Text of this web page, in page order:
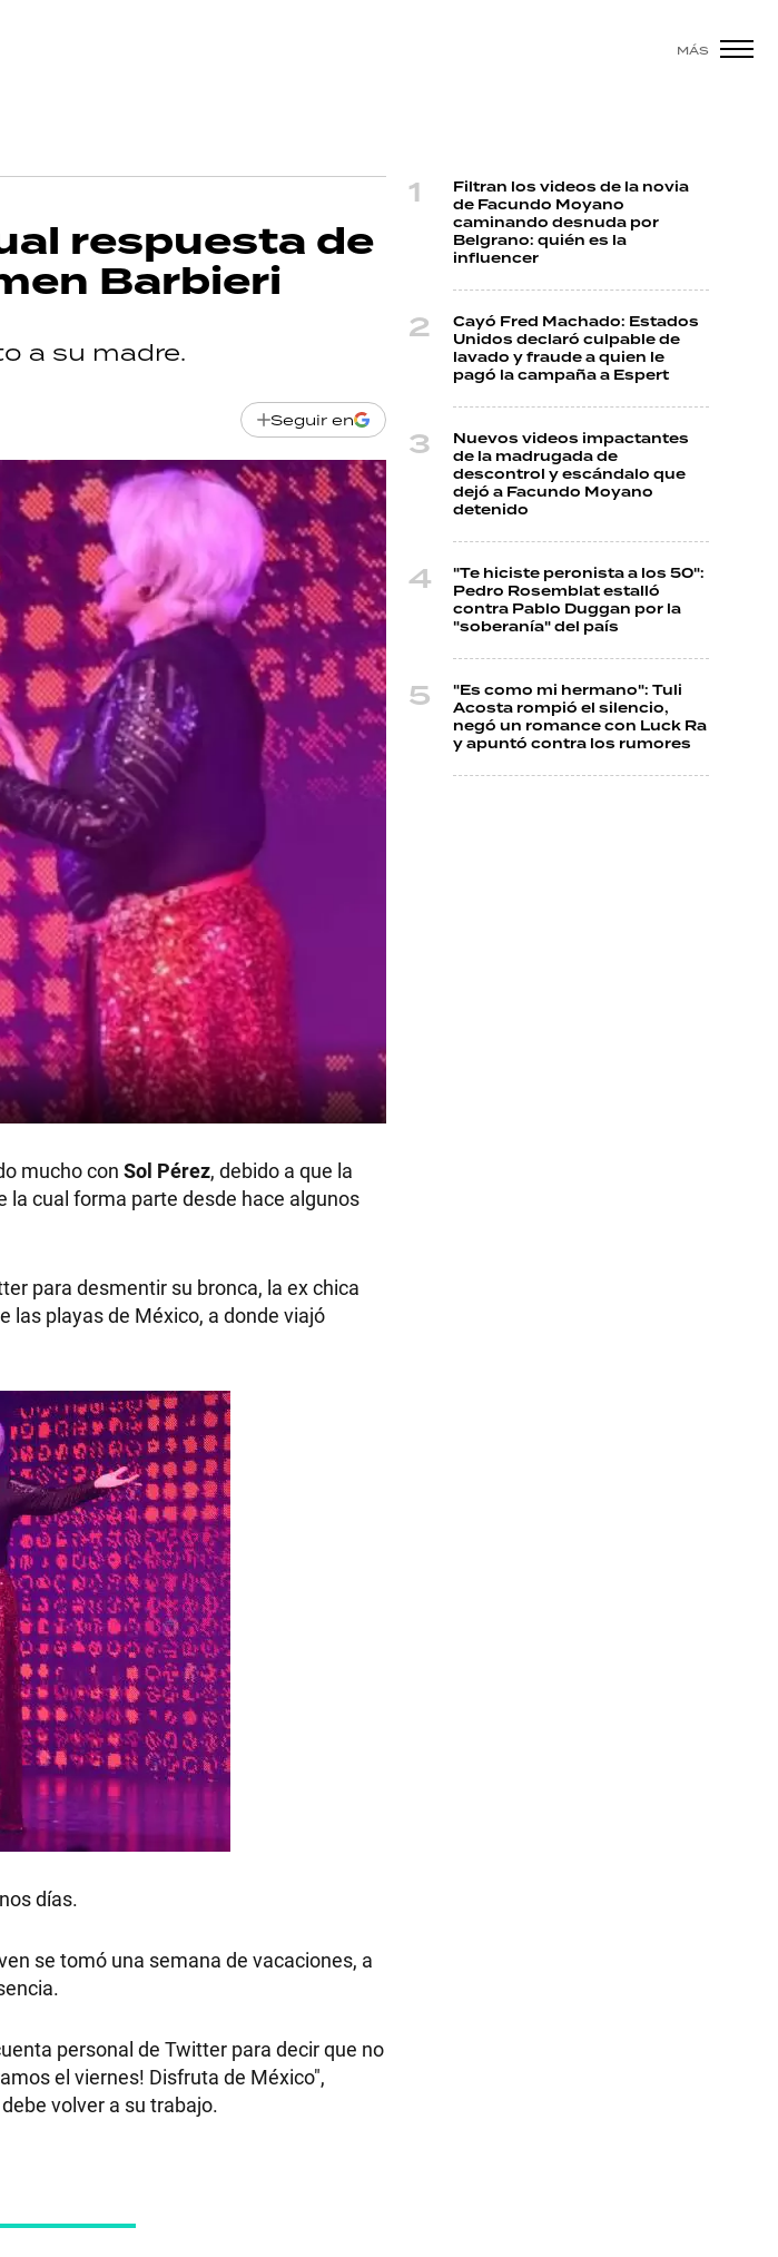
MÁS
respuesta de
Barbieri
a su madre.
Seguir en
mucho con Sol Pérez, debido a que la
la cual forma parte desde hace algunos
para desmentir su bronca, la ex chica
las playas de México, a donde viajó
días.
se tomó una semana de vacaciones, a
personal de Twitter para decir que no
el viernes! Disfruta de México",
volver a su trabajo.
Filtran los videos de la novia
de Facundo Moyano
caminando desnuda por
Belgrano: quién es la
influencer
Cayó Fred Machado: Estados
Unidos declaró culpable de
lavado y fraude a quien le
pagó la campaña a Espert
Nuevos videos impactantes
de la madrugada de
descontrol y escándalo que
dejó a Facundo Moyano
detenido
"Te hiciste peronista a los 50":
Pedro Rosemblat estalló
contra Pablo Duggan por la
"soberanía" del país
"Es como mi hermano": Tuli
Acosta rompió el silencio,
negó un romance con Luck Ra
y apuntó contra los rumores
RECETAS
HORÓSCOPO